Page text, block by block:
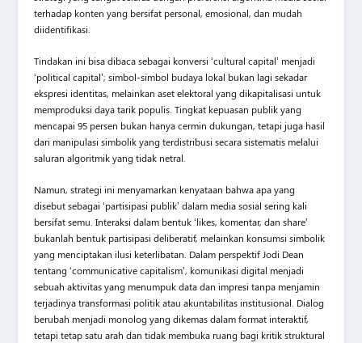
terhadap konten yang bersifat personal, emosional, dan mudah
diidentifikasi.
Tindakan ini bisa dibaca sebagai konversi ‘cultural capital’ menjadi
‘political capital’; simbol-simbol budaya lokal bukan lagi sekadar
ekspresi identitas, melainkan aset elektoral yang dikapitalisasi untuk
memproduksi daya tarik populis. Tingkat kepuasan publik yang
mencapai 95 persen bukan hanya cermin dukungan, tetapi juga hasil
dari manipulasi simbolik yang terdistribusi secara sistematis melalui
saluran algoritmik yang tidak netral.
Namun, strategi ini menyamarkan kenyataan bahwa apa yang
disebut sebagai ‘partisipasi publik’ dalam media sosial sering kali
bersifat semu. Interaksi dalam bentuk ‘likes, komentar, dan share’
bukanlah bentuk partisipasi deliberatif, melainkan konsumsi simbolik
yang menciptakan ilusi keterlibatan. Dalam perspektif Jodi Dean
tentang ‘communicative capitalism’, komunikasi digital menjadi
sebuah aktivitas yang menumpuk data dan impresi tanpa menjamin
terjadinya transformasi politik atau akuntabilitas institusional. Dialog
berubah menjadi monolog yang dikemas dalam format interaktif,
tetapi tetap satu arah dan tidak membuka ruang bagi kritik struktural